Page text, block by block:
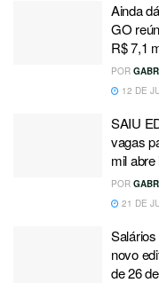
Ainda
GO
R$ 7,1
POR
12 DE
SAIU
vagas
mil
POR
21 DE
novo
de 26